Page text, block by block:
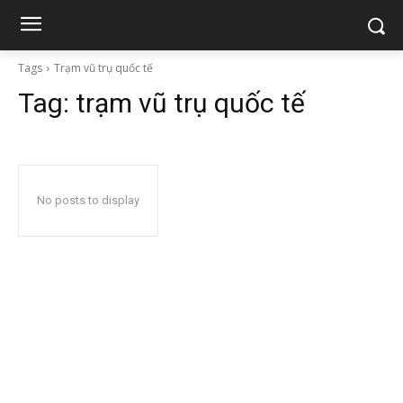
Tags Trạm vũ trụ quốc tế
Tag: trạm vũ trụ quốc tế
No posts to display